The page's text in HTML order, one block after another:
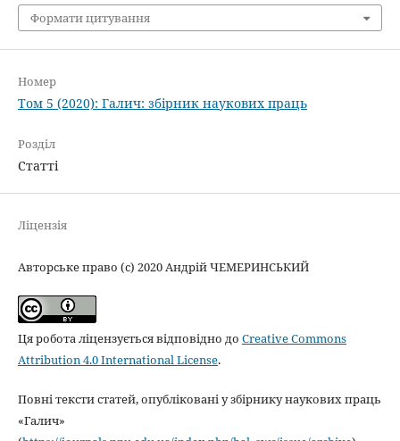
Формати цитування
Номер
Том 5 (2020): Галич: збірник наукових праць
Розділ
Статті
Ліцензія
Авторське право (c) 2020 Андрій ЧЕМЕРИНСЬКИЙ
Ця робота ліцензується відповідно до Creative Commons
Attribution 4.0 International License.
Повні тексти статей, опубліковані у збірнику наукових праць
«Галич»